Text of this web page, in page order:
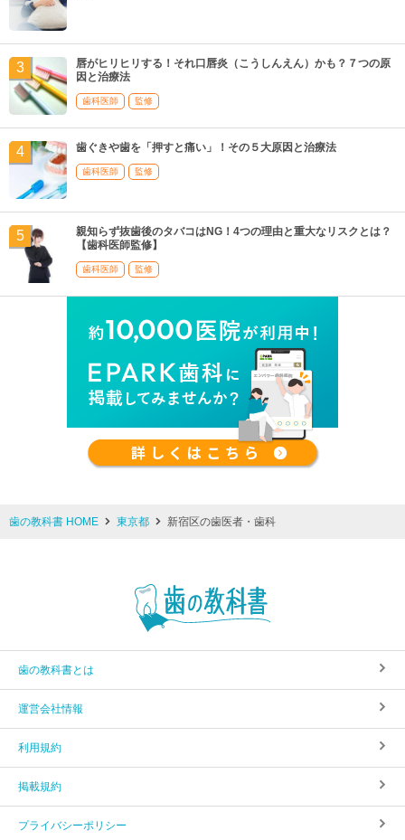
唇がヒリヒリする！それ口唇炎（こうしんえん）かも？７つの原
因と治療法
歯科医師 監修
歯ぐきや歯を「押すと痛い」！その５大原因と治療法
歯科医師 監修
親知らず抜歯後のタバコはNG！4つの理由と重大なリスクとは？
【歯科医師監修】
歯科医師 監修
歯の教科書 HOME 東京都 新宿区の歯医者・歯科
歯の教科書とは
運営会社情報
利用規約
掲載規約
プライバシーポリシー